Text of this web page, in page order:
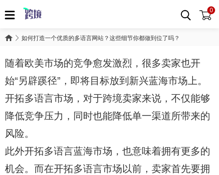
0
如何打造一个优质的多语言网站？这些细节你都做到位了吗？
随着欧美市场的竞争愈发激烈，很多卖家也开
始“另辟蹊径”，即将目标放到新兴蓝海市场上。
开拓多语言市场，对于跨境卖家来说，不仅能够
降低竞争压力，同时也能降低单一渠道所带来的
风险。
此外开拓多语言蓝海市场，也意味着拥有更多的
机会。而在开拓多语言市场以前，卖家首先要拥